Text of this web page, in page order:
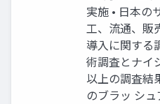
実施 • 日本の
工、流通、販
導入に関する
術調査とナイ
以上の調査結
のブラッ シ